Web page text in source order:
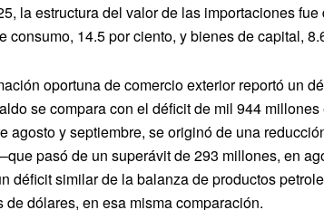
la estructura del valor de las importaciones
consumo, 14.5 por ciento, y bienes de capital,
oportuna de comercio exterior reportó un
se compara con el déficit de mil 944 millones
agosto y septiembre, se originó de una
pasó de un superávit de 293 millones, en
déficit similar de la balanza de productos
dólares, en esa misma comparación.